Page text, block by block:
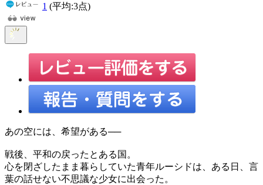
1 (平均:3点)
あの空には、希望がある──
戦後、平和の戻ったとある国。
心を閉ざしたまま暮らしていた青年ルーシドは、ある日、言
葉の話せない不思議な少女に出会った。